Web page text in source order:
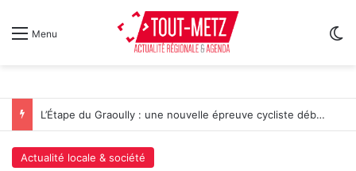
Menu
L’Étape du Graoully : une nouvelle épreuve cycliste débarque à Metz
Actualité locale & société